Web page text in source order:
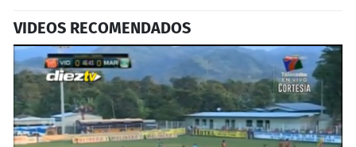
VIDEOS RECOMENDADOS